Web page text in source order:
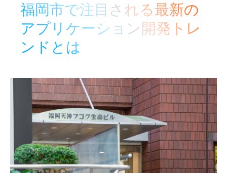
福岡市でのクラウドコンピューティングの
新潮流
地域密着型アプリケーションの開発事例
ャンス
アプリケーション開発が福岡市のビジネスに与
える影響
新しいビジネスモデルの創出と拡大
中小企業のデジタル化促進による成長
地元企業との協力で得られるシナジー効果
福岡市で注目される最新の
アプリケーション開発トレ
ンドとは